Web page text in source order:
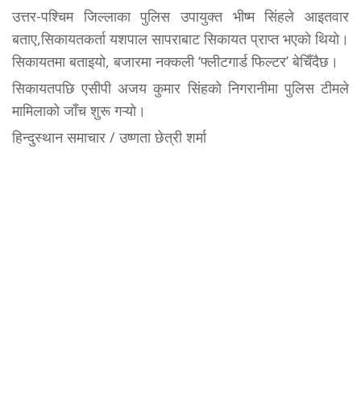
उत्तर-पश्चिम जिल्लाका पुलिस उपायुक्त भीष्म सिंहले आइतवार
बताए,सिकायतकर्ता यशपाल सापराबाट सिकायत प्राप्त भएको थियो।
सिकायतमा बताइयो, बजारमा नक्कली ‘फ्लीटगार्ड फिल्टर’ बेचिँदैछ।
सिकायतपछि एसीपी अजय कुमार सिंहको निगरानीमा पुलिस टीमले
मामिलाको जाँच शुरू गऱ्यो।
हिन्दुस्थान समाचार / उष्णता छेत्री शर्मा